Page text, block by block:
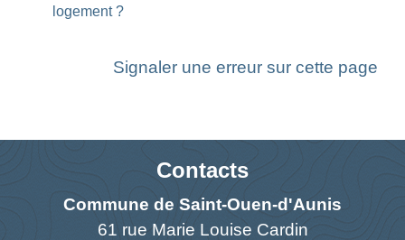
logement ?
Signaler une erreur sur cette page
Contacts
Commune de Saint-Ouen-d'Aunis
61 rue Marie Louise Cardin